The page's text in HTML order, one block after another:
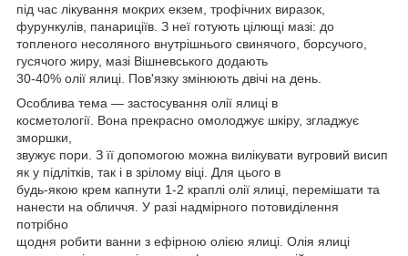
під час лікування мокрих екзем, трофічних виразок,
фурункулів, панариціїв. З неї готують цілющі мазі: до
топленого несоляного внутрішнього свинячого, борсучого,
гусячого жиру, мазі Вішневського додають
30-40% олії ялиці. Пов'язку змінюють двічі на день.
Особлива тема — застосування олії ялиці в
косметології. Вона прекрасно омолоджує шкіру, згладжує
зморшки,
звужує пори. З її допомогою можна вилікувати вугровий висип
як у підлітків, так і в зрілому віці. Для цього в
будь-якою крем капнути 1-2 краплі олії ялиці, перемішати та
нанести на обличчя. У разі надмірного потовиділення
потрібно
щодня робити ванни з ефірною олією ялиці. Олія ялиці